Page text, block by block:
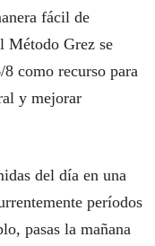
fácil de
Método Grez se
como recurso para
y mejorar
del día en una
períodos
pasas la mañana